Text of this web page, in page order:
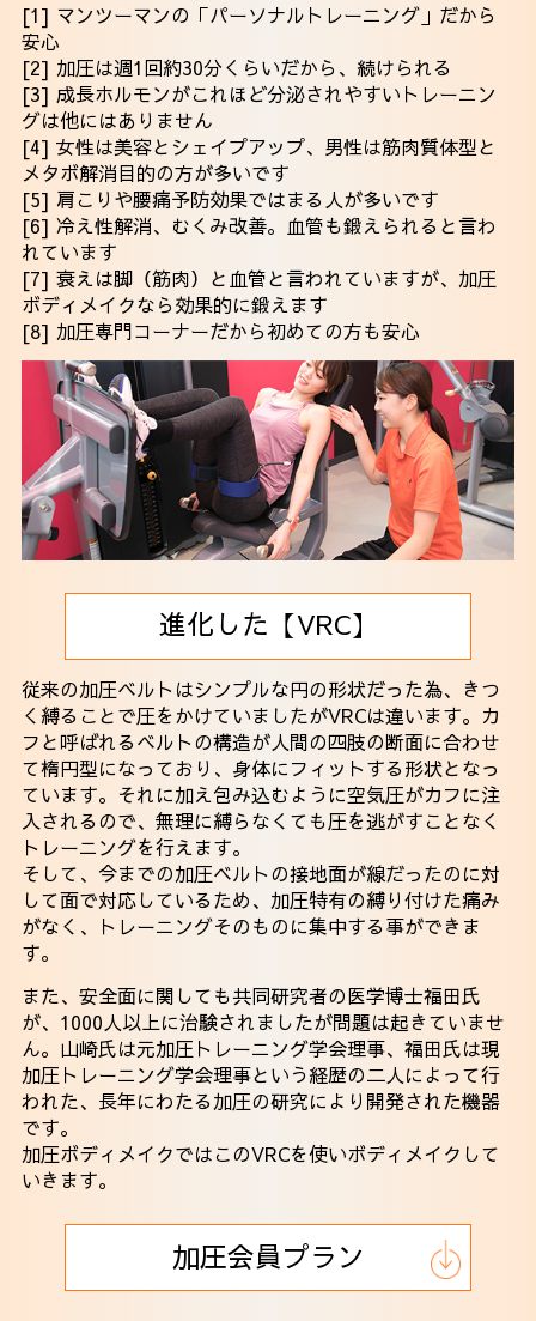
[1] マンツーマンの「パーソナルトレーニング」だから
安心
[2] 加圧は週1回約30分くらいだから、続けられる
[3] 成長ホルモンがこれほど分泌されやすいトレーニン
グは他にはありません
[4] 女性は美容とシェイプアップ、男性は筋肉質体型と
メタボ解消目的の方が多いです
[5] 肩こりや腰痛予防効果ではまる人が多いです
[6] 冷え性解消、むくみ改善。血管も鍛えられると言わ
れています
[7] 衰えは脚（筋肉）と血管と言われていますが、加圧
ボディメイクなら効果的に鍛えます
[8] 加圧専門コーナーだから初めての方も安心
進化した【VRC】
従来の加圧ベルトはシンプルな円の形状だった為、きつ
く縛ることで圧をかけていましたがVRCは違います。カ
フと呼ばれるベルトの構造が人間の四肢の断面に合わせ
て楕円型になっており、身体にフィットする形状となっ
ています。それに加え包み込むように空気圧がカフに注
入されるので、無理に縛らなくても圧を逃がすことなく
トレーニングを行えます。
そして、今までの加圧ベルトの接地面が線だったのに対
して面で対応しているため、加圧特有の縛り付けた痛み
がなく、トレーニングそのものに集中する事ができま
す。
また、安全面に関しても共同研究者の医学博士福田氏
が、1000人以上に治験されましたが問題は起きていませ
ん。山崎氏は元加圧トレーニング学会理事、福田氏は現
加圧トレーニング学会理事という経歴の二人によって行
われた、長年にわたる加圧の研究により開発された機器
です。
加圧ボディメイクではこのVRCを使いボディメイクして
いきます。
加圧会員プラン